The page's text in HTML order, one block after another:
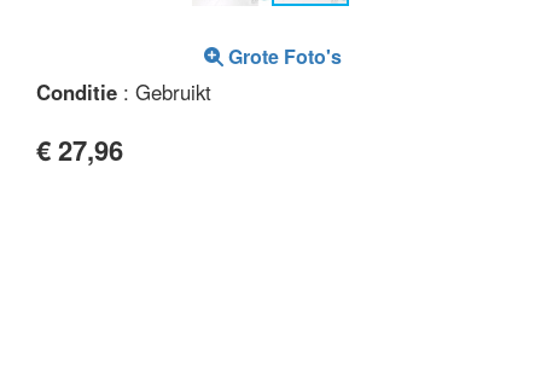
Grote Foto's
Conditie : Gebruikt
€ 27,96